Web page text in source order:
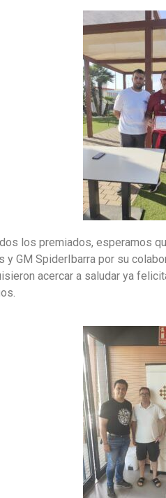
los premiados, esperamos
y GM SpiderIbarra por su
acercar a saludar ya